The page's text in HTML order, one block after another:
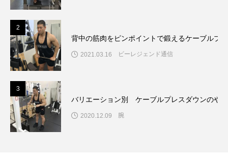
2
背中の筋肉をピンポイントで鍛えるケーブルプ
2021.03.16 ビーレジェンド通信
3
バリエーション別 ケーブルプレスダウンのや
2020.12.09 腕